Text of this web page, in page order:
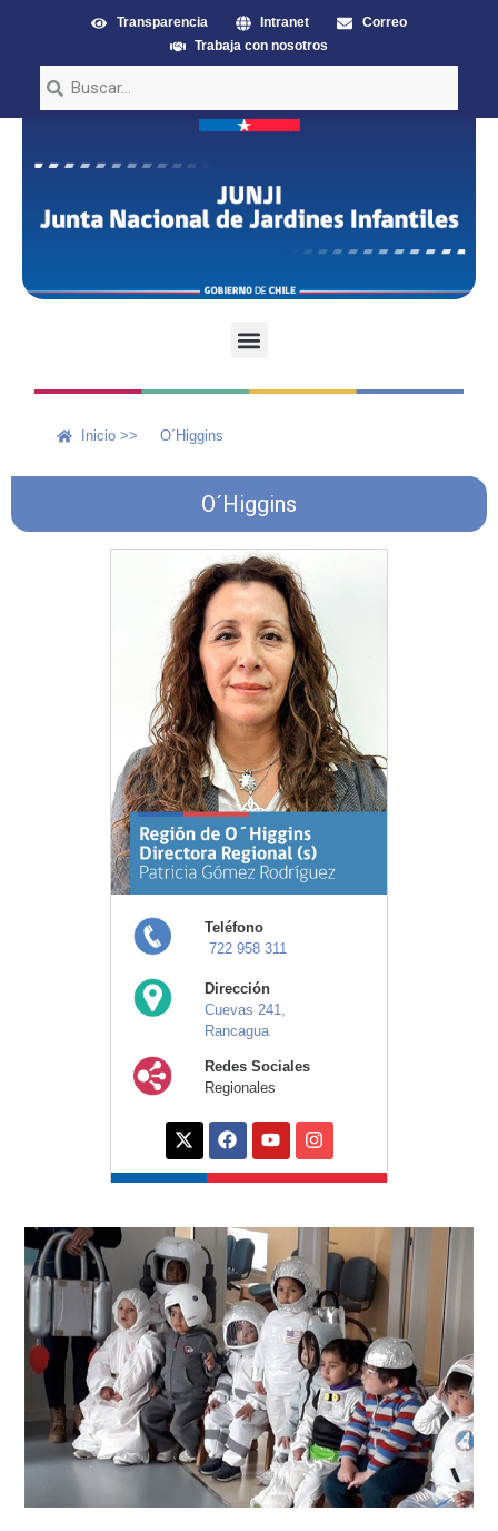
Transparencia Intranet
Correo
Trabaja con nosotros
Inicio >> O´Higgins
O´Higgins
Teléfono
722 958 311
Dirección
Cuevas 241,
Rancagua
Redes Sociales
Regionales